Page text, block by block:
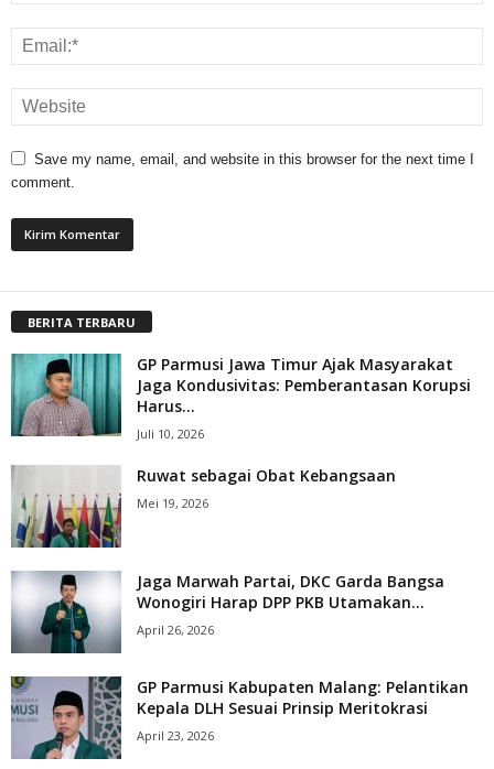
Save my name, email, and website in this browser for the next time I
comment.
BERITA TERBARU
GP Parmusi Jawa Timur Ajak Masyarakat
Jaga Kondusivitas: Pemberantasan Korupsi
Harus...
Juli 10, 2026
Ruwat sebagai Obat Kebangsaan
Mei 19, 2026
Jaga Marwah Partai, DKC Garda Bangsa
Wonogiri Harap DPP PKB Utamakan...
April 26, 2026
GP Parmusi Kabupaten Malang: Pelantikan
Kepala DLH Sesuai Prinsip Meritokrasi
April 23, 2026